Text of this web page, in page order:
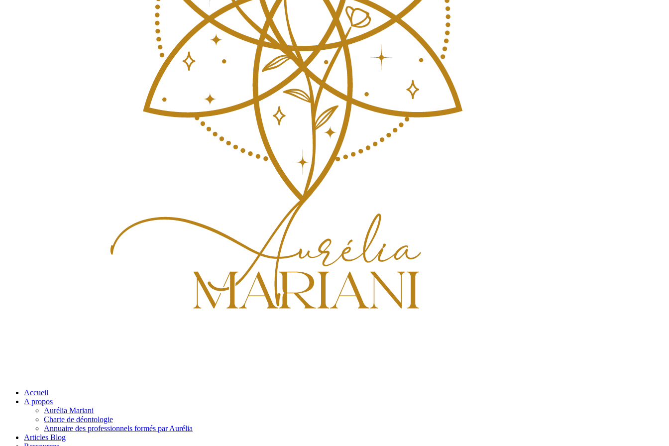
Accueil
A propos
Aurélia Mariani
Charte de déontologie
Annuaire des professionnels formés par Aurélia
Articles Blog